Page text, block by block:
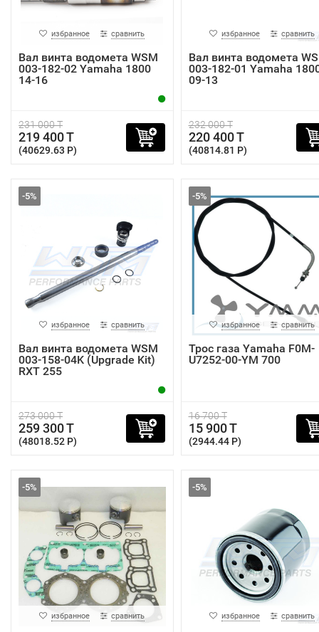
избранное сравнить
Вал винта водомета WSM
003-182-02 Yamaha 1800
14-16
231 000 T
219 400 T
(40629.63 P)
избранное сравнить
Вал винта водомета
003-182-01 Yamaha
09-13
232 000 T
220 400 T
(40814.81 P)
-5%
избранное сравнить
Вал винта водомета WSM
003-158-04K (Upgrade Kit)
RXT 255
273 000 T
259 300 T
(48018.52 P)
-5%
избранное сравнить
Трос газа Yamaha F0M-
U7252-00-YM 700
16 700 T
15 900 T
(2944.44 P)
-5%
избранное сравнить
-5%
избранное сравнить